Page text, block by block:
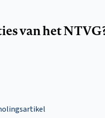
van het